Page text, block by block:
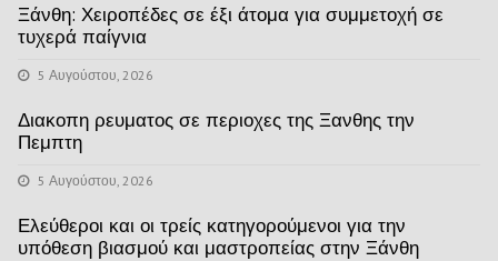
Ξάνθη: Χειροπέδες σε έξι άτομα για συμμετοχή σε
τυχερά παίγνια
5 Αυγούστου, 2026
Διακοπη ρευματος σε περιοχες της Ξανθης την
Πεμπτη
5 Αυγούστου, 2026
Ελεύθεροι και οι τρείς κατηγορούμενοι για την
υπόθεση βιασμού και μαστροπείας στην Ξάνθη